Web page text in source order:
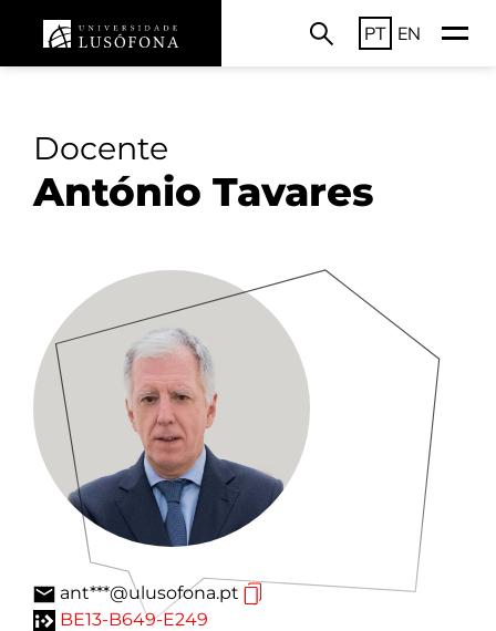
PT EN
Docente
António Tavares
ant***@ulusofona.pt
BE13-B649-E249